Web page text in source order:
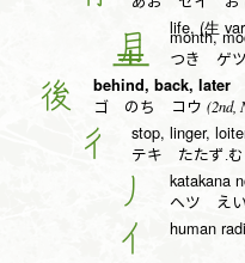
life, (生
月 month,
つき ゲ
後 behind, back, later
ゴ のち コウ (2nd,
彳 stop, linger,
テキ たたず.む
丿 katakana
ヘツ え
亻 human